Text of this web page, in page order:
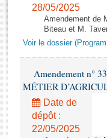
Rapports
Rapports d'enquête
Rapports législatifs
Baromètre de
Dossiers législatifs
Budget et sécurité
Liens vers les
28/05/2025
Amendement de
Biteau et M.
Voir le dossier
Amendement n°
MÉTIER
Date de
dépôt :
22/05/2025